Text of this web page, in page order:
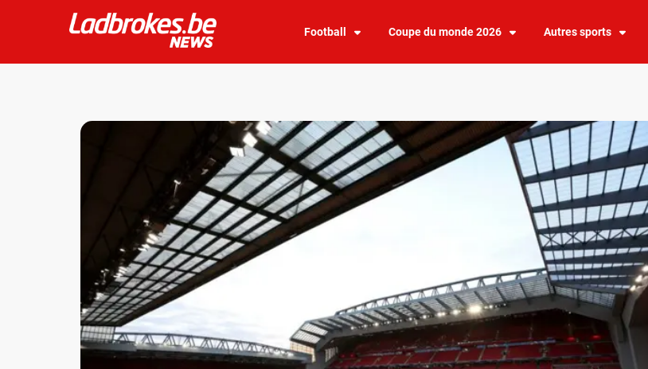
Football Coupe du monde 2026 Autres sports